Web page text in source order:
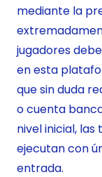
mediante la
jugadores
en esta
que sin duda
o cuenta
nivel inicial,
ejecutan con
entrada.